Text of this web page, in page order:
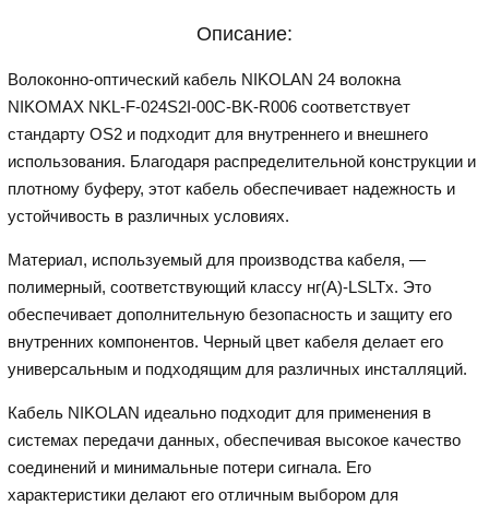
Описание:
Волоконно-оптический кабель NIKOLAN 24 волокна
NIKOMAX NKL-F-024S2I-00C-BK-R006 соответствует
стандарту OS2 и подходит для внутреннего и внешнего
использования. Благодаря распределительной конструкции и
плотному буферу, этот кабель обеспечивает надежность и
устойчивость в различных условиях.
Материал, используемый для производства кабеля, —
полимерный, соответствующий классу нг(A)-LSLTx. Это
обеспечивает дополнительную безопасность и защиту его
внутренних компонентов. Черный цвет кабеля делает его
универсальным и подходящим для различных инсталляций.
Кабель NIKOLAN идеально подходит для применения в
системах передачи данных, обеспечивая высокое качество
соединений и минимальные потери сигнала. Его
характеристики делают его отличным выбором для